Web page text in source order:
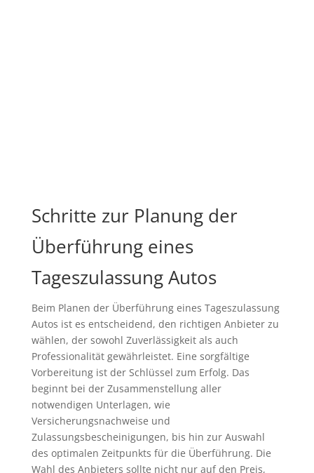
Schritte zur Planung der
Überführung eines
Tageszulassung Autos
Beim Planen der Überführung eines Tageszulassung
Autos ist es entscheidend, den richtigen Anbieter zu
wählen, der sowohl Zuverlässigkeit als auch
Professionalität gewährleistet. Eine sorgfältige
Vorbereitung ist der Schlüssel zum Erfolg. Das
beginnt bei der Zusammenstellung aller
notwendigen Unterlagen, wie
Versicherungsnachweise und
Zulassungsbescheinigungen, bis hin zur Auswahl
des optimalen Zeitpunkts für die Überführung. Die
Wahl des Anbieters sollte nicht nur auf den Preis,